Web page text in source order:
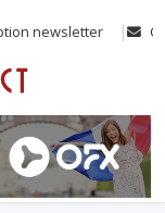
newsletter